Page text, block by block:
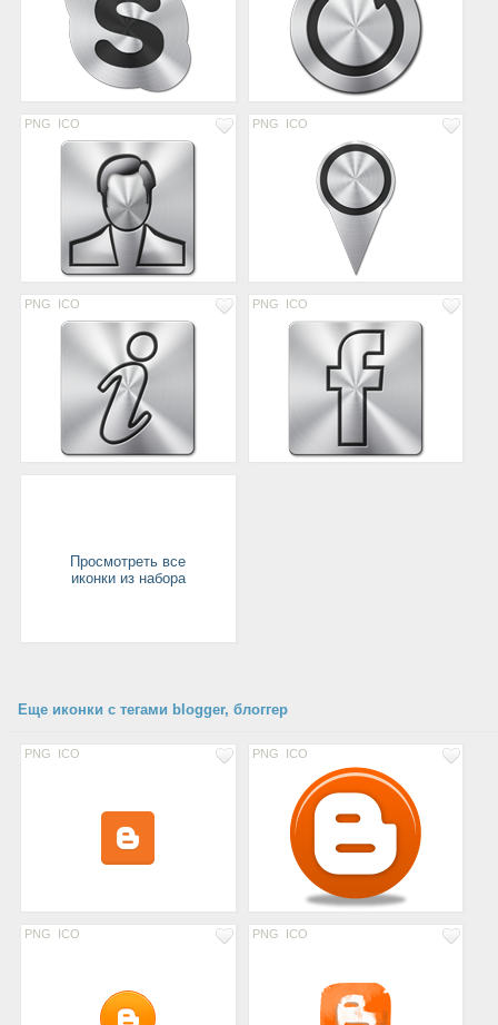
PNG ICO PNG ICO
PNG ICO PNG ICO
Просмотреть все
иконки из набора
Еще иконки с тегами blogger, блоггер
PNG ICO PNG ICO
PNG ICO PNG ICO